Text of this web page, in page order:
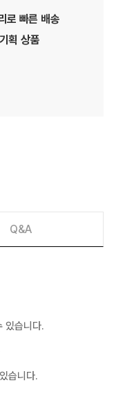
로 빠른 배송
획 상품
Q&A
있습니다.
습니다.